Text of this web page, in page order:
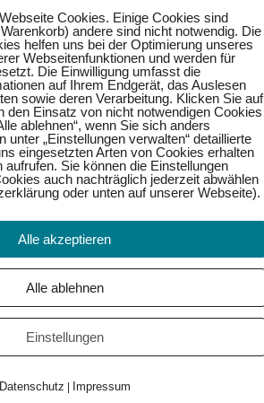
was in einem zum Thema abgeht
sich selbst zu vertrauen. Liebe
das wir gemeinsam auf dem Weg
mich auch ein Aspekt von Fülle und
– das wünsche ich uns
bin ich schon gegangen. Dein
Cookies. Einige Cookies sind
andere sind nicht notwendig. Die
helfen uns bei der Optimierung unseres
Webseitenfunktionen und werden für
Die Einwilligung umfasst die
auf Ihrem Endgerät, das Auslesen
sowie deren Verarbeitung. Klicken Sie auf
den Einsatz von nicht notwendigen Cookies
ablehnen“, wenn Sie sich anders
unter „Einstellungen verwalten“ detaillierte
eingesetzten Arten von Cookies erhalten
aufrufen. Sie können die Einstellungen
auch nachträglich jederzeit abwählen
oder unten auf unserer Webseite).
Alle akzeptieren
Alle ablehnen
Einstellungen
Datenschutz Impressum